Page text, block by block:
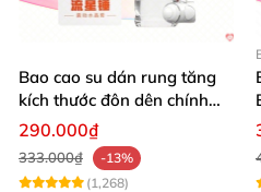
Bao cao su dán rung tăng
kích thước đôn dên chính
hãng Aichao
290.000₫
333.000₫
-13%
(1,268)